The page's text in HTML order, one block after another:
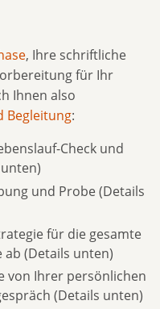
, Ihre schriftliche
für Ihr
Ihnen also
Begleitung:
Check und
und Probe (Details
für die gesamte
(Details unten)
von Ihrer persönlichen
(Details unten)